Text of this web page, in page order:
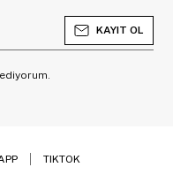
KAYIT OL
TIKTOK